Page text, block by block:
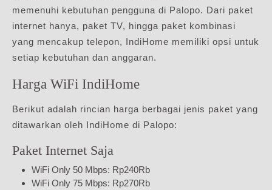
memenuhi kebutuhan pengguna di Palopo. Dari paket
internet hanya, paket TV, hingga paket kombinasi
yang mencakup telepon, IndiHome memiliki opsi untuk
setiap kebutuhan dan anggaran.
Harga WiFi IndiHome
Berikut adalah rincian harga berbagai jenis paket yang
ditawarkan oleh IndiHome di Palopo:
Paket Internet Saja
WiFi Only 50 Mbps: Rp240Rb
WiFi Only 75 Mbps: Rp270Rb